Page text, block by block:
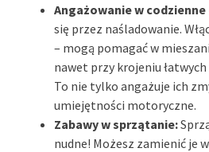
Angażowanie w
się przez naśladowanie.
– mogą pomagać w
nawet przy krojeniu
To nie tylko angażuje ich
umiejętności motoryczne.
Zabawy w sprzątanie:
nudne! Możesz zamienić je